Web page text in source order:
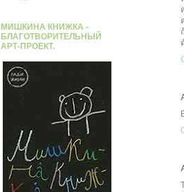
МИШКИНА КНИЖКА -
БЛАГОТВОРИТЕЛЬНЫЙ
АРТ-ПРОЕКТ.